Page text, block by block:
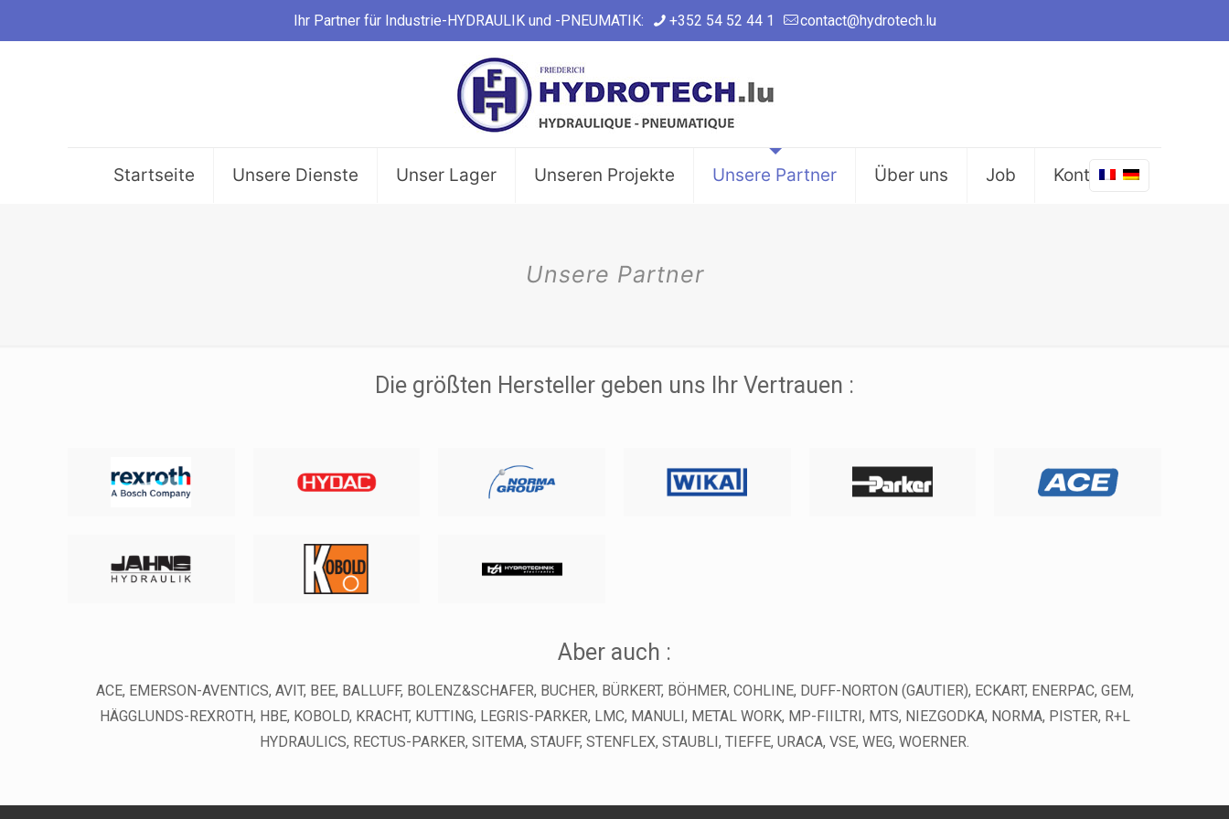
Ihr Partner für Industrie-HYDRAULIK und -PNEUMATIK: +352 54 52 44 1 contact@hydrotech.lu
Startseite Unsere Dienste Unser Lager Unseren Projekte Unsere Partner Über uns Job Kontakt
Unsere Partner
Die größten Hersteller geben uns Ihr Vertrauen :
Aber auch :
ACE, EMERSON-AVENTICS, AVIT, BEE, BALLUFF, BOLENZ&SCHAFER, BUCHER, BÜRKERT, BÖHMER, COHLINE, DUFF-NORTON (GAUTIER), ECKART, ENERPAC, GEM,
HÄGGLUNDS-REXROTH, HBE, KOBOLD, KRACHT, KUTTING, LEGRIS-PARKER, LMC, MANULI, METAL WORK, MP-FIILTRI, MTS, NIEZGODKA, NORMA, PISTER, R+L
HYDRAULICS, RECTUS-PARKER, SITEMA, STAUFF, STENFLEX, STAUBLI, TIEFFE, URACA, VSE, WEG, WOERNER.